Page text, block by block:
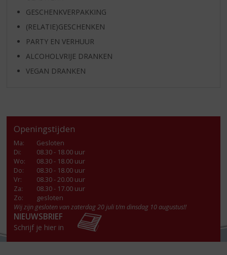
GESCHENKVERPAKKING
(RELATIE)GESCHENKEN
PARTY EN VERHUUR
ALCOHOLVRIJE DRANKEN
VEGAN DRANKEN
Openingstijden
Ma:
Gesloten
Di:
08.30 - 18.00 uur
Wo:
08.30 - 18.00 uur
Do:
08.30 - 18.00 uur
Vr:
08.30 - 20.00 uur
Za:
08.30 - 17.00 uur
Zo:
gesloten
Wij zijn gesloten van zaterdag 20 juli t/m dinsdag 10 augustus!!
NIEUWSBRIEF
Schrijf je hier in